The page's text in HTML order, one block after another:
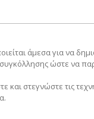
άμεσα για να
ώστε να
και στεγνώστε τις